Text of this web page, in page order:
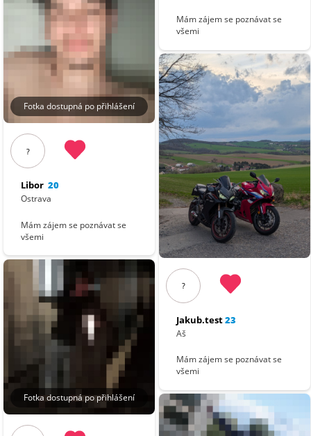
Fotka dostupná po přihlášení
?
Libor 20
Ostrava
Mám zájem se poznávat se
všemi
Fotka dostupná po přihlášení
Mám zájem se poznávat se
všemi
?
Jakub.test23
Aš
Mám zájem se poznávat se
všemi